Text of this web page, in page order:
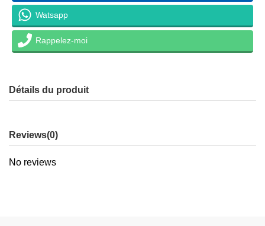
Watsapp
Rappelez-moi
Détails du produit
Reviews(0)
No reviews